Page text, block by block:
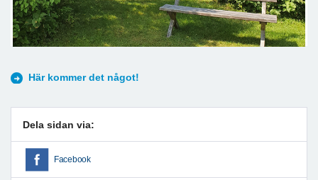
Här kommer det något!
Dela sidan via:
Facebook